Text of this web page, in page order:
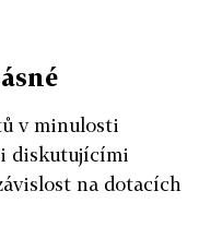
v minulosti
diskutujícími
na dotacích